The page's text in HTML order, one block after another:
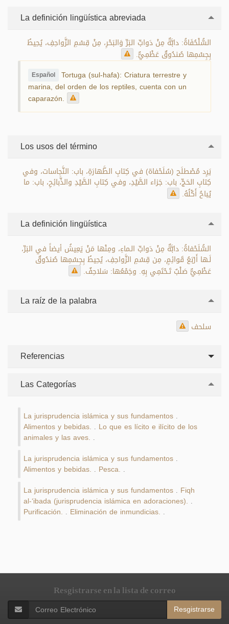
La definición lingüística abreviada
السُّلْحُفَاةُ: دابَّةٌ مِنْ دَوابِّ البَرِّ وَالبَحْرِ، مِنْ قِسْمِ الزَّواحِفِ، يُحِيطُ
بِجِسْمِها صُندُوقٌ عَظْمِيٌّ.
Español Tortuga (sul-hafa): Criatura terrestre y
marina, del orden de los reptiles, cuenta con un
caparazón.
Los usos del término
يَرِد مُصْطلَح (سُلَحْفاة) في كِتابِ الطَّهارَةِ، باب: النَّجاسات، وفي
كِتابِ الحَجِّ، باب: جَزاء الصَّيْدِ، وفي كِتابِ الصَّيْدِ والذَّبائِحِ، باب: ما
يُباحُ أَكْلُهُ.
La definición lingüística
السُّلَحْفاةُ: دابَّةٌ مِنْ دَوابِّ الـماءِ، ومِنْها مَنْ يَعِيشُ أيضاً في البَرِّ،
لَـها أَرْبَعُ قَوائِمٍ، مِن قِسْمِ الزَّواحِفِ، يُحِيطُ بِجِسْمِها صُندُوقٌ
عَظْمِيٌّ صَلْبٌ تَـحْتَمِي بِهِ. وجَمْعُها: سَلاحِفٌ.
La raíz de la palabra
سلحف
Referencias
Las Categorías
La jurisprudencia islámica y sus fundamentos
Alimentos y bebidas. Lo que es lícito e ilícito de los
animales y las aves.
La jurisprudencia islámica y sus fundamentos
Alimentos y bebidas. Pesca.
La jurisprudencia islámica y sus fundamentos Fiqh
al-‘ibada (jurisprudencia islámica en adoraciones).
Purificación. Eliminación de inmundicias.
Resgistrarse en la lista de correo
Resgistrarse